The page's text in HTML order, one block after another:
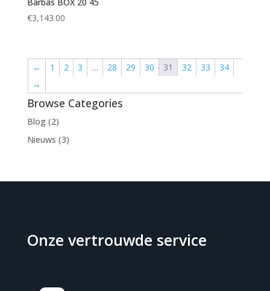
€3,143.00
← 1 2 3 … 28 29 30 31 32 33
34
→
Browse Categories
Blog(2)
Nieuws (3)
Onze vertrouwde service